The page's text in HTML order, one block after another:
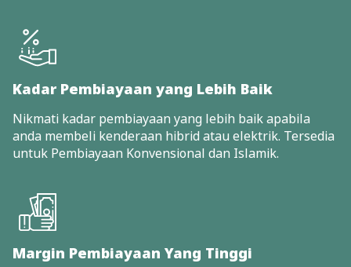
Kadar Pembiayaan yang Lebih Baik
Nikmati kadar pembiayaan yang lebih baik apabila
anda membeli kenderaan hibrid atau elektrik. Tersedia
untuk Pembiayaan Konvensional dan Islamik.
Margin Pembiayaan Yang Tinggi